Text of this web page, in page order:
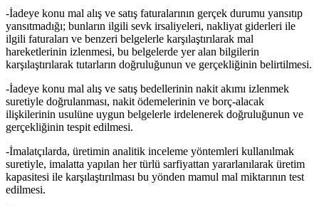
-İadeye konu mal alış ve satış faturalarının gerçek durumu yansıtıp
yansıtmadığı; bunların ilgili sevk irsaliyeleri, nakliyat giderleri ile
ilgili faturaları ve benzeri belgelerle karşılaştırılarak mal
hareketlerinin izlenmesi, bu belgelerde yer alan bilgilerin
karşılaştırılarak tutarların doğruluğunun ve gerçekliğinin belirtilmesi.
-İadeye konu mal alış ve satış bedellerinin nakit akımı izlenmek
suretiyle doğrulanması, nakit ödemelerinin ve borç-alacak
ilişkilerinin usulüne uygun belgelerle irdelenerek doğruluğunun ve
gerçekliğinin tespit edilmesi.
-İmalatçılarda, üretimin analitik inceleme yöntemleri kullanılmak
suretiyle, imalatta yapılan her türlü sarfiyattan yararlanılarak üretim
kapasitesi ile karşılaştırılması bu yönden mamul mal miktarının test
edilmesi.